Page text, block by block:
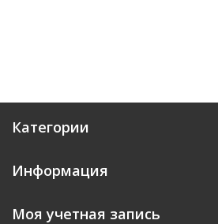
Категории
Информация
Моя учетная запись